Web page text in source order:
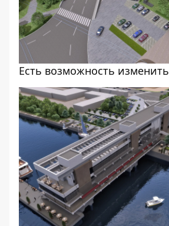
Есть возможность изменить